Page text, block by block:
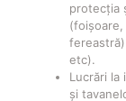
protecția
(foișoare,
etc).
Lucrări la
și